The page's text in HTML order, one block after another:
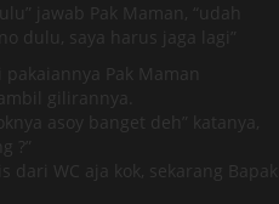
jawab Pak Maman, “udah
dulu, saya harus jaga lagi”
Pak Maman
gilirannya.
asoy banget deh” katanya,
?”
dari WC aja kok, sekarang Bapak